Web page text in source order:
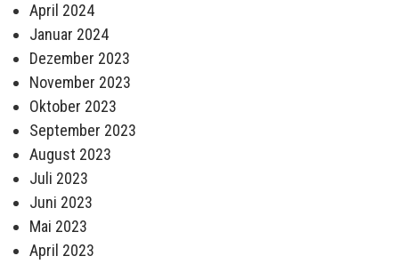
April 2024
Januar 2024
Dezember 2023
November 2023
Oktober 2023
September 2023
August 2023
Juli 2023
Juni 2023
Mai 2023
April 2023